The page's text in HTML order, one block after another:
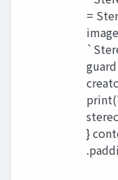
=
}